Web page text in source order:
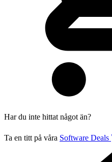
Har du inte hittat något än?
Ta en titt på våra Software Deals